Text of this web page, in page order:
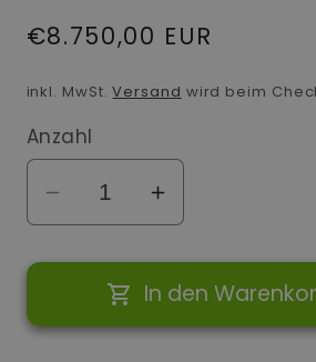
Normaler
€8.750,00 EUR
inkl. MwSt.Versand wird beim
Anzahl
Verringere
die
Menge
Tesla
Erhöhe
die
Menge
für
Tesla
In den